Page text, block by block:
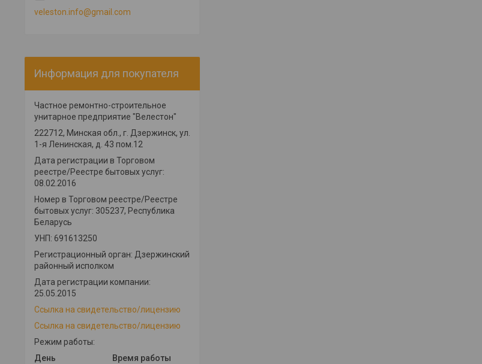
veleston.info@gmail.com
Информация для покупателя
Частное ремонтно-строительное
унитарное предприятие "Велестон"
222712, Минская обл., г. Дзержинск, ул.
1-я Ленинская, д. 43 пом.12
Дата регистрации в Торговом
реестре/Реестре бытовых услуг:
08.02.2016
Номер в Торговом реестре/Реестре
бытовых услуг: 305237, Республика
Беларусь
УНП: 691613250
Регистрационный орган: Дзержинский
районный исполком
Дата регистрации компании:
25.05.2015
Ссылка на свидетельство/лицензию
Ссылка на свидетельство/лицензию
Режим работы:
День
Время работы